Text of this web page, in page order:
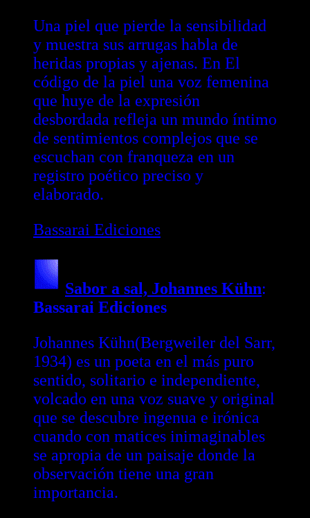
Una piel que pierde la sensibilidad
y muestra sus arrugas habla de
heridas propias y ajenas. En El
código de la piel una voz femenina
que huye de la expresión
desbordada refleja un mundo íntimo
de sentimientos complejos que se
escuchan con franqueza en un
registro poético preciso y
elaborado.
Bassarai Ediciones
Sabor a sal, Johannes Kühn:
Bassarai Ediciones
Johannes Kühn(Bergweiler del Sarr,
1934) es un poeta en el más puro
sentido, solitario e independiente,
volcado en una voz suave y original
que se descubre ingenua e irónica
cuando con matices inimaginables
se apropia de un paisaje donde la
observación tiene una gran
importancia.